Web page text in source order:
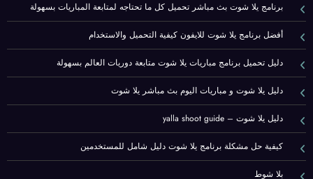
برنامج يلا شوت بث مباشر تحميل كل ما تحتاجه لمتابعة المباريات بسهولة
أفضل برنامج يلا شوت للايفون كيفية التحميل والاستخدام
دليل تحميل برنامج مباريات يلا شوت متابعة دوريات العالم بسهولة
دليل يلا شوت و مباريات اليوم بث مباشر يلا شوت
دليل يلا شوت – yalla shoot guide
كيفية حل مشكلة برنامج يلا شوت دليل شامل للمستخدمين
بلا شوط